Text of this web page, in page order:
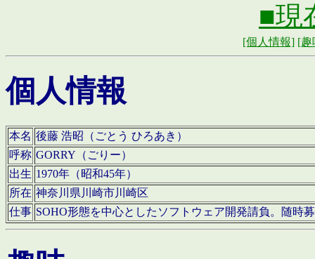
■現
[個人情報] [趣
個人情報
本名 後藤 浩昭（ごとう ひろあき）
呼称 GORRY（ごりー）
出生 1970年（昭和45年）
所在 神奈川県川崎市川崎区
仕事 SOHO形態を中心としたソフトウェア開発請負。随時